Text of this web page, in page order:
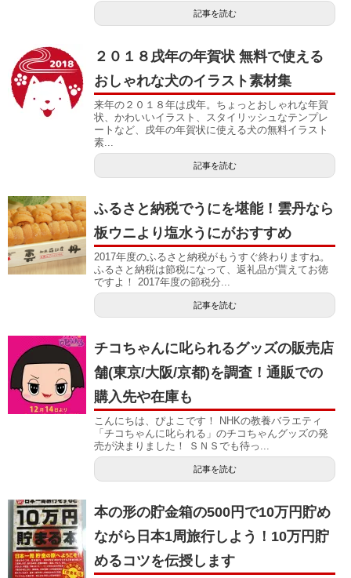
記事を読む
２０１８戌年の年賀状 無料で使える
おしゃれな犬のイラスト素材集
来年の２０１８年は戌年。ちょっとおしゃれな年賀
状、かわいいイラスト、スタイリッシュなテンプレ
ートなど、戌年の年賀状に使える犬の無料イラスト
素...
記事を読む
ふるさと納税でうにを堪能！雲丹なら
板ウニより塩水うにがおすすめ
2017年度のふるさと納税がもうすぐ終わりますね。
ふるさと納税は節税になって、返礼品が貰えてお徳
ですよ！ 2017年度の節税分...
記事を読む
チコちゃんに叱られるグッズの販売店
舗(東京/大阪/京都)を調査！通販での
購入先や在庫も
こんにちは、ぴよこです！ NHKの教養バラエティ
「チコちゃんに叱られる」のチコちゃんグッズの発
売が決まりました！ ＳＮＳでも待っ...
記事を読む
本の形の貯金箱の500円で10万円貯め
ながら日本1周旅行しよう！10万円貯
めるコツを伝授します